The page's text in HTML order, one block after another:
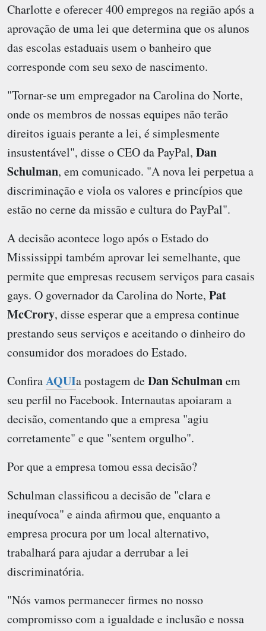
Charlotte e oferecer 400 empregos na região após a
aprovação de uma lei que determina que os alunos
das escolas estaduais usem o banheiro que
corresponde com seu sexo de nascimento.
"Tornar-se um empregador na Carolina do Norte,
onde os membros de nossas equipes não terão
direitos iguais perante a lei, é simplesmente
insustentável", disse o CEO da PayPal, Dan
Schulman, em comunicado. "A nova lei perpetua a
discriminação e viola os valores e princípios que
estão no cerne da missão e cultura do PayPal".
A decisão acontece logo após o Estado do
Mississippi também aprovar lei semelhante, que
permite que empresas recusem serviços para casais
gays. O governador da Carolina do Norte, Pat
McCrory, disse esperar que a empresa continue
prestando seus serviços e aceitando o dinheiro do
consumidor dos moradoes do Estado.
ConfiraAQUIa postagem deDan Schulmanem
seu perfil no Facebook. Internautas apoiaram a
decisão, comentando que a empresa "agiu
corretamente" e que "sentem orgulho".
Por que a empresa tomou essa decisão?
Schulman classificou a decisão de "clara e
inequívoca" e ainda afirmou que, enquanto a
empresa procura por um local alternativo,
trabalhará para ajudar a derrubar a lei
discriminatória.
"Nós vamos permanecer firmes no nosso
compromisso com a igualdade e inclusão e nossa